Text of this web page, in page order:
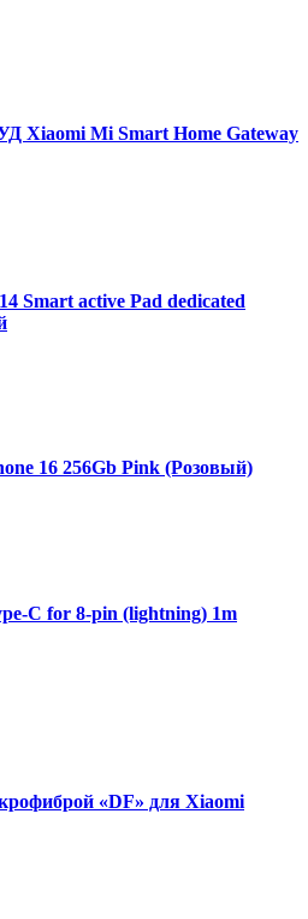
Xiaomi Mi Smart Home Gateway
Smart active Pad dedicated
16 256Gb Pink (Розовый)
C for 8-pin (lightning) 1m
«DF» для Xiaomi